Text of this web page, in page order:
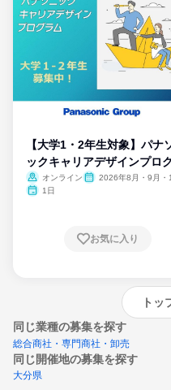
【大学1・2年生対象】パナ
ックキャリアデザインプロ
ム
オンライン
2026年8月・9月・
1日
お気に入り
トッ
同じ業種の募集を探す
総合商社・専門商社・卸売
同じ開催地の募集を探す
大分県